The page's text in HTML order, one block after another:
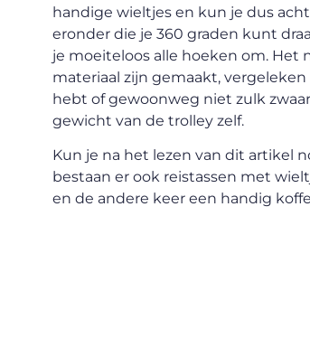
handige wieltjes en kun je dus
eronder die je 360 graden kunt
je moeiteloos alle hoeken om. Het
materiaal zijn gemaakt,
hebt of gewoonweg niet zulk
gewicht van de trolley zelf.
Kun je na het lezen van dit artikel
bestaan er ook reistassen met
en de andere keer een handig